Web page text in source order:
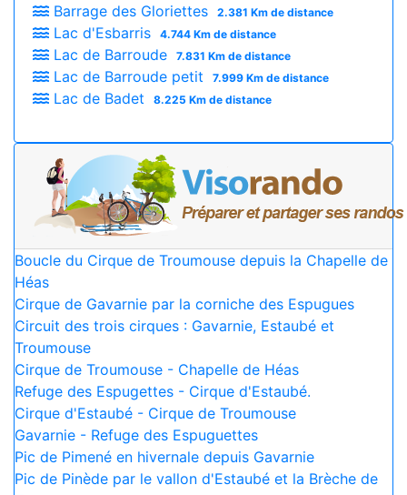
Barrage des Gloriettes 2.381 Km de distance
Lac d'Esbarris 4.744 Km de distance
Lac de Barroude 7.831 Km de distance
Lac de Barroude petit 7.999 Km de distance
Lac de Badet 8.225 Km de distance
Boucle du Cirque de Troumouse depuis la Chapelle de
Héas
Cirque de Gavarnie par la corniche des Espugues
Circuit des trois cirques : Gavarnie, Estaubé et
Troumouse
Cirque de Troumouse - Chapelle de Héas
Refuge des Espugettes - Cirque d'Estaubé.
Cirque d'Estaubé - Cirque de Troumouse
Gavarnie - Refuge des Espuguettes
Pic de Pimené en hivernale depuis Gavarnie
Pic de Pinède par le vallon d'Estaubé et la Brèche de